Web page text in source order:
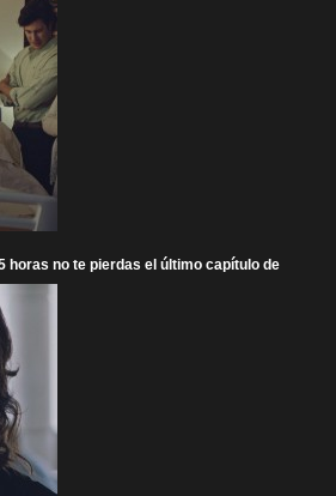
horas no te pierdas el último capítulo de